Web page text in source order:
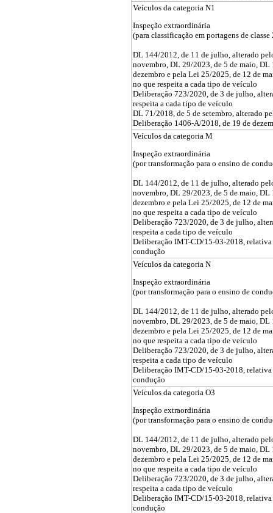
Veículos da categoria N1
Inspeção extraordinária
(para classificação em portagens de classe
DL 144/2012, de 11 de julho, alterado
novembro, DL 29/2023, de 5 de maio,
dezembro e pela Lei 25/2025, de 12 de
no que respeita a cada tipo de veículo
Deliberação 723/2020, de 3 de julho,
respeita a cada tipo de veículo
DL 71/2018, de 5 de setembro, alterado
Deliberação 1406-A/2018, de 19 de
Veículos da categoria M
Inspeção extraordinária
(por transformação para o ensino de
DL 144/2012, de 11 de julho, alterado
novembro, DL 29/2023, de 5 de maio,
dezembro e pela Lei 25/2025, de 12 de
no que respeita a cada tipo de veículo
Deliberação 723/2020, de 3 de julho,
respeita a cada tipo de veículo
Deliberação IMT-CD/15-03-2018, relativa
condução
Veículos da categoria N
Inspeção extraordinária
(por transformação para o ensino de
DL 144/2012, de 11 de julho, alterado
novembro, DL 29/2023, de 5 de maio,
dezembro e pela Lei 25/2025, de 12 de
no que respeita a cada tipo de veículo
Deliberação 723/2020, de 3 de julho,
respeita a cada tipo de veículo
Deliberação IMT-CD/15-03-2018, relativa
condução
Veículos da categoria O3
Inspeção extraordinária
(por transformação para o ensino de
DL 144/2012, de 11 de julho, alterado
novembro, DL 29/2023, de 5 de maio,
dezembro e pela Lei 25/2025, de 12 de
no que respeita a cada tipo de veículo
Deliberação 723/2020, de 3 de julho,
respeita a cada tipo de veículo
Deliberação IMT-CD/15-03-2018, relativa
condução